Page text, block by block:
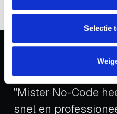
Selectie
Klant feedback
"Mister No-Code
snel en